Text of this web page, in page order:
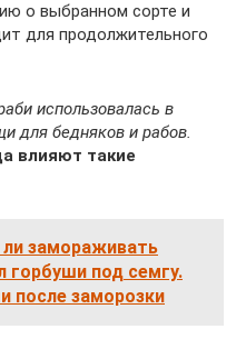
о выбранном сорте и
для продолжительного
использовалась в
для бедняков и рабов.
влияют такие
замораживать
горбуши под семгу.
после заморозки